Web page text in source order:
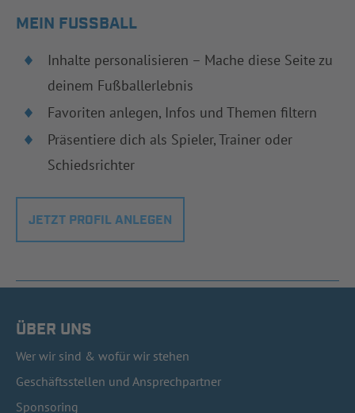
MEIN FUSSBALL
Inhalte personalisieren – Mache diese Seite zu
deinem Fußballerlebnis
Favoriten anlegen, Infos und Themen filtern
Präsentiere dich als Spieler, Trainer oder
Schiedsrichter
JETZT PROFIL ANLEGEN
ÜBER UNS
Wer wir sind & wofür wir stehen
Geschäftsstellen und Ansprechpartner
Sponsoring